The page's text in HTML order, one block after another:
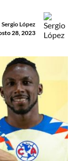
Sergio López
28, 2023